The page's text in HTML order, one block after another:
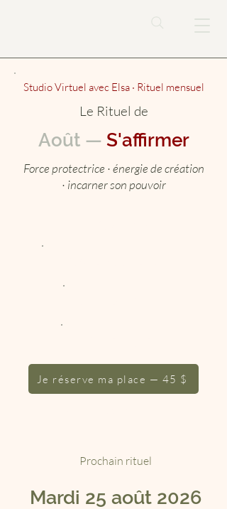
Studio Virtuel avec Elsa · Rituel mensuel
Le Rituel de
Août — S'affirmer
Force protectrice · énergie de création
· incarner son pouvoir
Je réserve ma place — 45 $
Prochain rituel
Mardi 25 août 2026